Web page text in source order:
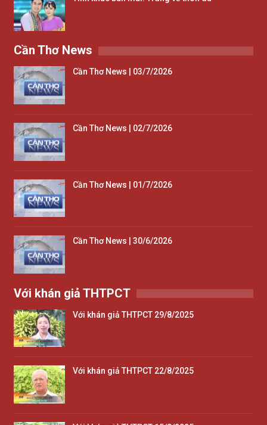
Cần Thơ News
Cần Thơ News | 03/7/2026
Cần Thơ News | 02/7/2026
Cần Thơ News | 01/7/2026
Cần Thơ News | 30/6/2026
Với khán giả THTPCT
Với khán giả THTPCT 29/8/2025
Với khán giả THTPCT 22/8/2025